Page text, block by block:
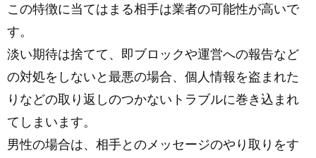
この特徴に当てはまる相手は業者の可能性が高いで
す。
淡い期待は捨てて、即ブロックや運営への報告など
の対処をしないと最悪の場合、個人情報を盗まれた
りなどの取り返しのつかないトラブルに巻き込まれ
てしまいます。
男性の場合は、相手とのメッセージのやり取りをす